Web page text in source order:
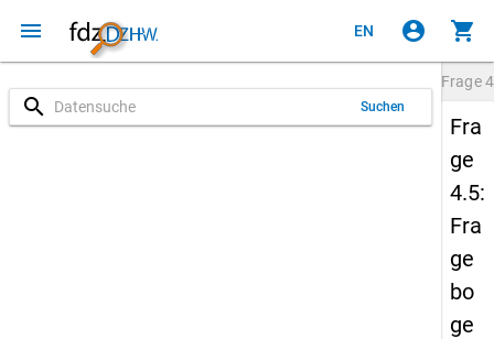
menu EN account_circle shopping_cart
search Suchen
Frage
Fra
ge
4.5:
Fra
ge
bo
ge